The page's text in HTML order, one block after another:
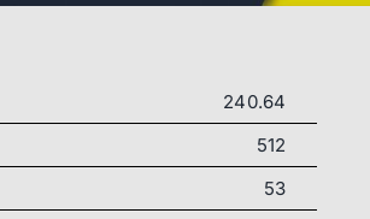
240.64
512
53